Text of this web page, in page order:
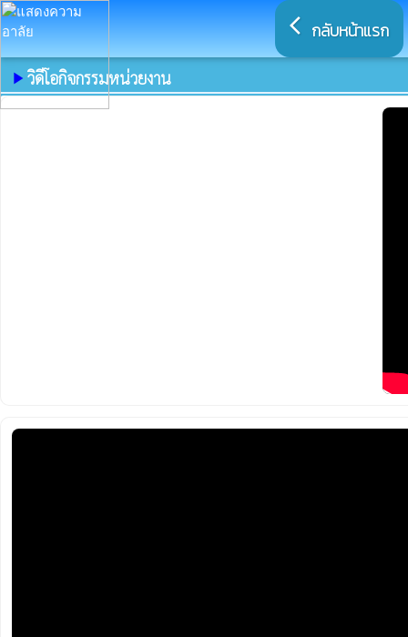
arrow_back_ios กลับหน้าแรก
play_arrow วิดีโอกิจกรรมหน่วยงาน